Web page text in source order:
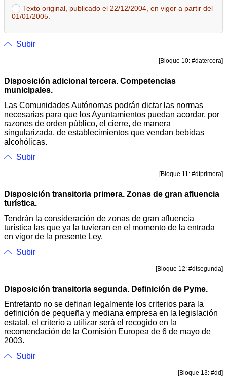
Texto original, publicado el 22/12/2004, en vigor a partir del
01/01/2005.
Subir
[Bloque 10: #datercera]
Disposición adicional tercera. Competencias
municipales.
Las Comunidades Autónomas podrán dictar las normas
necesarias para que los Ayuntamientos puedan acordar, por
razones de orden público, el cierre, de manera
singularizada, de establecimientos que vendan bebidas
alcohólicas.
Subir
[Bloque 11: #dtprimera]
Disposición transitoria primera. Zonas de gran afluencia
turística.
Tendrán la consideración de zonas de gran afluencia
turística las que ya la tuvieran en el momento de la entrada
en vigor de la presente Ley.
Subir
[Bloque 12: #dtsegunda]
Disposición transitoria segunda. Definición de Pyme.
Entretanto no se definan legalmente los criterios para la
definición de pequeña y mediana empresa en la legislación
estatal, el criterio a utilizar será el recogido en la
recomendación de la Comisión Europea de 6 de mayo de
2003.
Subir
[Bloque 13: #dd]